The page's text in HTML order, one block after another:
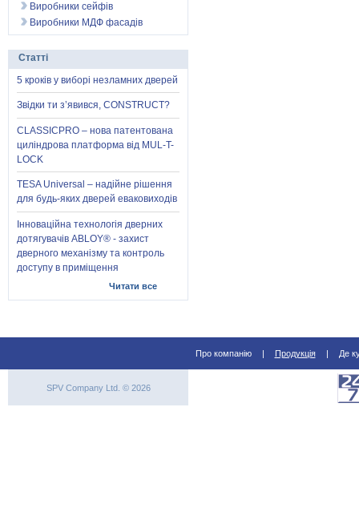
Виробники сейфів
Виробники МДФ фасадів
Статті
5 кроків у виборі незламних дверей
Звідки ти з’явився, CONSTRUCT?
CLASSICPRO – нова патентована
циліндрова платформа від MUL-T-
LOCK
TESA Universal – надійне рішення
для будь-яких дверей еваковиходів
Інноваційна технологія дверних
дотягувачів ABLOY® - захист
дверного механізму та контроль
доступу в приміщення
Читати все
Про компанію | Продукція | Де
SPV Company Ltd. © 2026